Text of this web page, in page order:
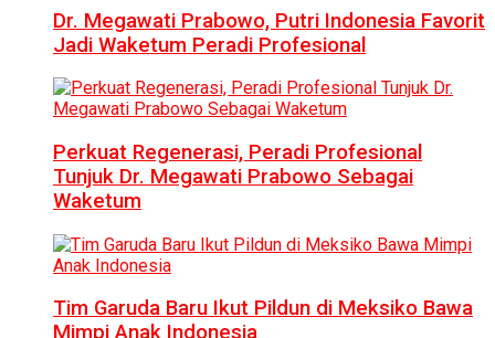
Dr. Megawati Prabowo, Putri Indonesia Favorit
Jadi Waketum Peradi Profesional
Perkuat Regenerasi, Peradi Profesional
Tunjuk Dr. Megawati Prabowo Sebagai
Waketum
Tim Garuda Baru Ikut Pildun di Meksiko Bawa
Mimpi Anak Indonesia